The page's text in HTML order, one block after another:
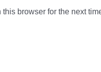
browser for the next